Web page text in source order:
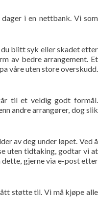
i en nettbank. Vi som
du blitt syk eller skadet etter
av bedre arrangement. Et
våre uten store overskudd.
til et veldig godt formål.
andre arrangører, dog slik
av deg under løpet. Ved å
uten tidtaking, godtar vi at
gjerne via e-post etter
støtte til. Vi må kjøpe alle